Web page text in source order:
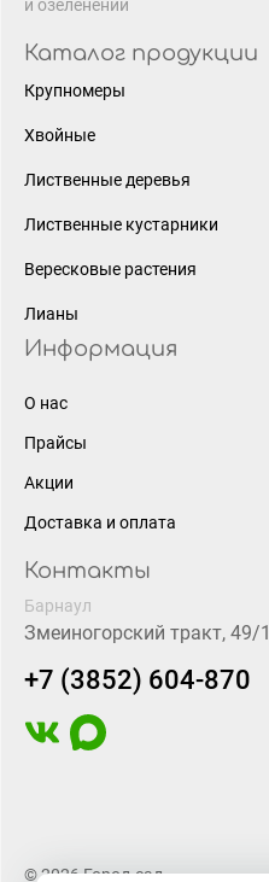
и озеленении
Каталог продукции
Крупномеры
Хвойные
Лиственные деревья
Лиственные кустарники
Вересковые растения
Лианы
Информация
О нас
Прайсы
Акции
Доставка и оплата
Контакты
Барнаул
Змеиногорский тракт, 49/1
+7 (3852) 604-870
© 2026 Город-сад